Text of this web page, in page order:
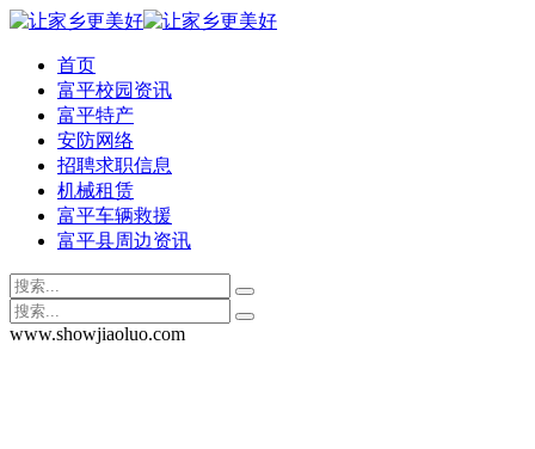
首页
富平校园资讯
富平特产
安防网络
招聘求职信息
机械租赁
富平车辆救援
富平县周边资讯
www.showjiaoluo.com